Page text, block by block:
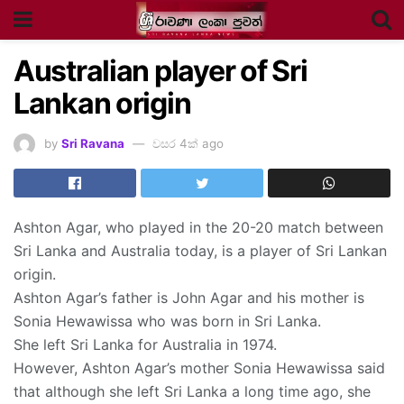
Australian player of Sri
Lankan origin
by Sri Ravana වසර 4ක් ago
Ashton Agar, who played in the 20-20 match between
Sri Lanka and Australia today, is a player of Sri Lankan
origin.
Ashton Agar’s father is John Agar and his mother is
Sonia Hewawissa who was born in Sri Lanka.
She left Sri Lanka for Australia in 1974.
However, Ashton Agar’s mother Sonia Hewawissa said
that although she left Sri Lanka a long time ago, she